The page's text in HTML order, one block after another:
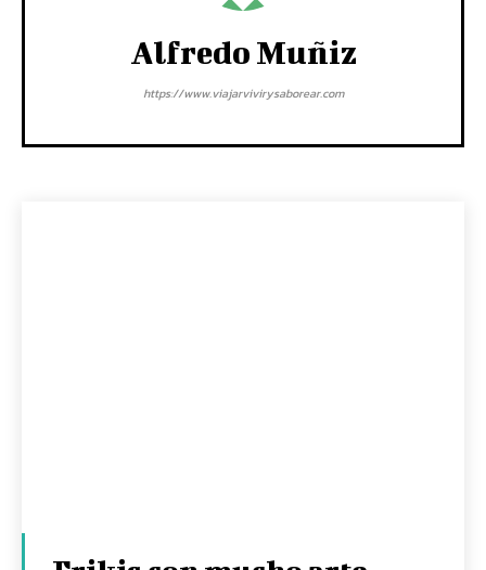
Alfredo Muñiz
https://www.viajarvivirysaborear.com